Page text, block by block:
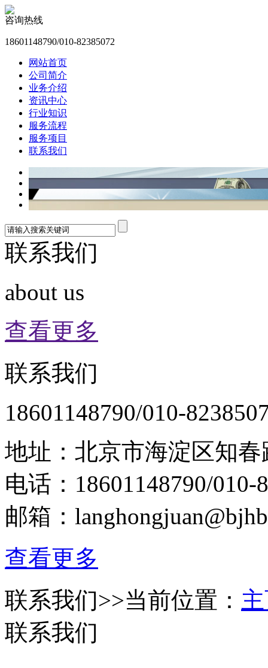
咨询热线
18601148790/010-82385072
网站首页
公司简介
业务介绍
资讯中心
行业知识
服务流程
服务项目
联系我们
联系我们
about us
查看更多
联系我们
18601148790/010-
地址：北京市海淀区知
电话：18601148790/010-
邮箱：
查看更多
联系我们>>当前位置：
联系我们